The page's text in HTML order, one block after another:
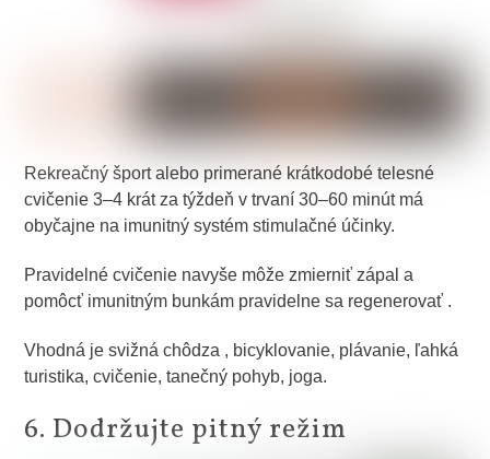
Rekreačný šport alebo primerané krátkodobé telesné
cvičenie 3–4 krát za týždeň v trvaní 30–60 minút má
obyčajne na imunitný systém stimulačné účinky.
Pravidelné cvičenie navyše môže zmierniť zápal a
pomôcť imunitným bunkám pravidelne sa regenerovať .
Vhodná je svižná chôdza , bicyklovanie, plávanie, ľahká
turistika, cvičenie, tanečný pohyb, joga.
6. Dodržujte pitný režim